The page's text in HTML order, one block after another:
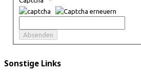
Sonstige Links